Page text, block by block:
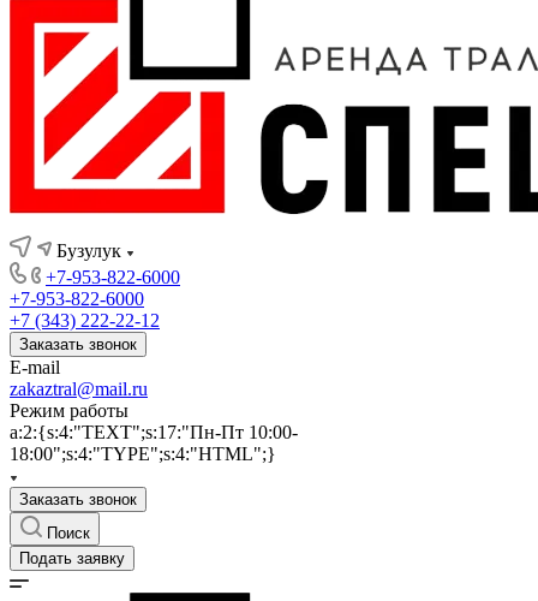
Бузулук
+7-953-822-6000
+7-953-822-6000
+7 (343) 222-22-12
Заказать звонок
E-mail
zakaztral@mail.ru
Режим работы
a:2:{s:4:"TEXT";s:17:"Пн-Пт 10:00-
18:00";s:4:"TYPE";s:4:"HTML";}
Заказать звонок
Поиск
Подать заявку